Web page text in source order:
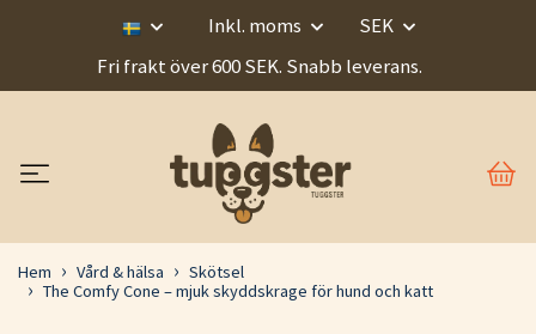
Inkl. moms
SEK
Fri frakt över 600 SEK. Snabb leverans.
Hem Vård & hälsa
Skötsel
The Comfy Cone – mjuk skyddskrage för hund och katt